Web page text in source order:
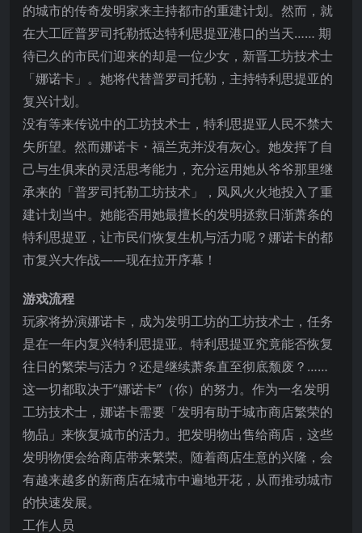
的城市的传奇发明家来主持都市的重建计划。然而，就
在大工匠普罗司托勒抵达特利思提亚港口的当天…… 期
待已久的市民们迎来的却是一位少女，新晋工坊技术士
「娜诺卡」。她将代替普罗司托勒，主持特利思提亚的
复兴计划。
没有等来传说中的工坊技术士，特利思提亚人民不禁大
失所望。然而娜诺卡・福兰克并没有灰心。她发挥了自
己与生俱来的灵活思考能力，充分运用她从爷爷那里继
承来的「普罗司托勒工坊技术」，风风火火地投入了重
建计划当中。她能否用她最擅长的发明拯救日渐萧条的
特利思提亚，让市民们恢复生机与活力呢？娜诺卡的都
市复兴大作战——现在拉开序幕！
游戏流程
玩家将扮演娜诺卡，成为发明工坊的工坊技术士，任务
是在一年内复兴特利思提亚。特利思提亚究竟能否恢复
往日的繁荣与活力？还是继续萧条直至彻底颓废？……
这一切都取决于“娜诺卡”（你）的努力。作为一名发明
工坊技术士，娜诺卡需要「发明有助于城市商店繁荣的
物品」来恢复城市的活力。把发明物出售给商店，这些
发明物便会给商店带来繁荣。随着商店生意的兴隆，会
有越来越多的新商店在城市中遍地开花，从而推动城市
的快速发展。
工作人员